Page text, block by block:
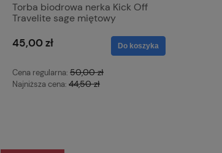
Torba biodrowa nerka Kick Off
Travelite sage miętowy
45,00 zł
Cena regularna: 50,00 zł
Najniższa cena: 44,50 zł
Do koszyka